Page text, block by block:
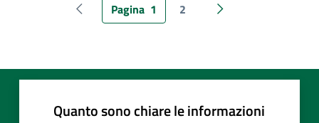
Pagina precedente
Pagina 1 2 Pagina successiva
Quanto sono chiare le informazioni